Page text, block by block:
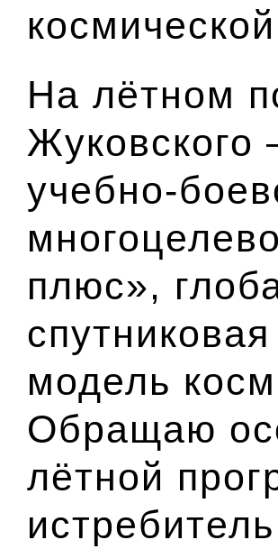
На лётном
Жуковского
учебно-
плюс»,
модель
Обращаю
лётной